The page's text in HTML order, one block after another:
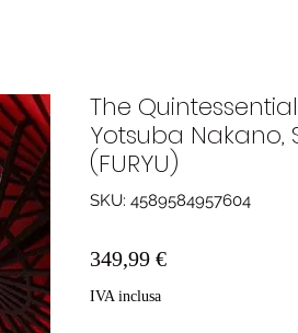
The
Yotsuba Nakano,
(FURYU)
SKU: 4589584957604
349,99 €Prezzo
IVA inclusa